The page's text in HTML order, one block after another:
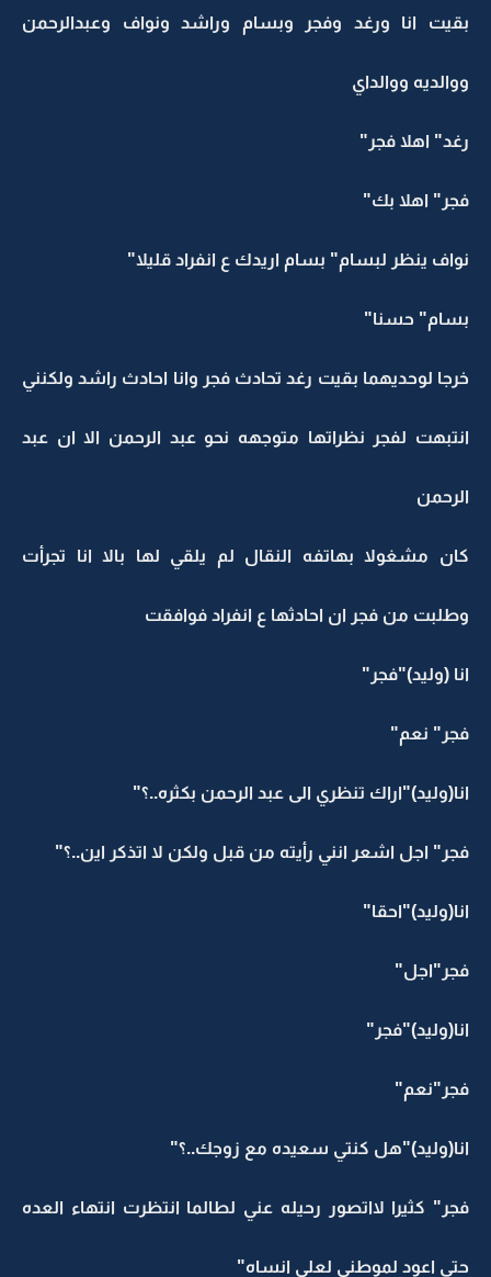
بقيت انا ورغد وفجر وبسام وراشد ونواف وعبدالرحمن
ووالديه ووالداي
رغد" اهلا فجر"
فجر" اهلا بك"
نواف ينظر لبسام" بسام اريدك ع انفراد قليلا"
بسام" حسنا"
خرجا لوحديهما بقيت رغد تحادث فجر وانا احادث راشد ولكنني
انتبهت لفجر نظراتها متوجهه نحو عبد الرحمن الا ان عبد
الرحمن
كان مشغولا بهاتفه النقال لم يلقي لها بالا انا تجرأت
وطلبت من فجر ان احادثها ع انفراد فوافقت
انا (وليد)"فجر"
فجر" نعم"
انا(وليد)"اراك تنظري الى عبد الرحمن بكثره..؟"
فجر" اجل اشعر انني رأيته من قبل ولكن لا اتذكر اين..؟"
انا(وليد)"احقا"
فجر"اجل"
انا(وليد)"فجر"
فجر"نعم"
انا(وليد)"هل كنتي سعيده مع زوجك..؟"
فجر" كثيرا لااتصور رحيله عني لطالما انتظرت انتهاء العده
حتى اعود لموطني لعلي انساه"